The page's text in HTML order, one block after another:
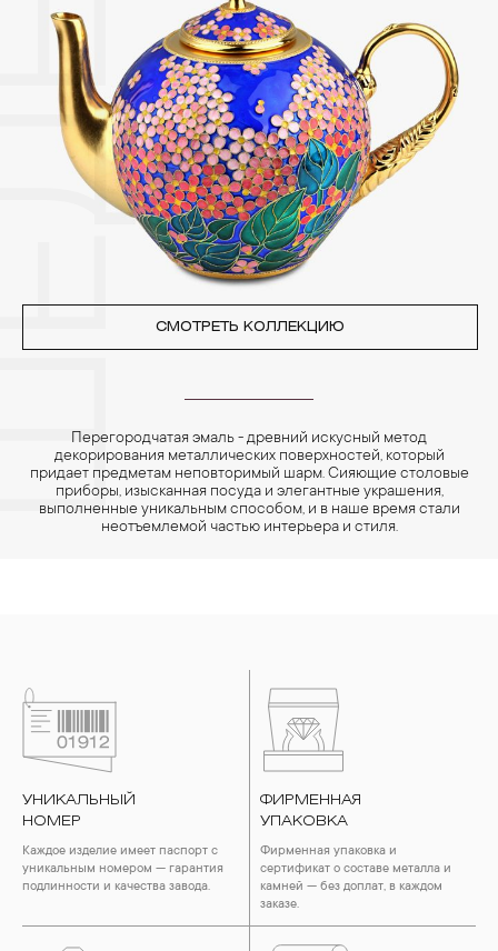
3. Ни в коем случае не храните украшения в ванной комнате.
Особенно беречь от воздействия влаги, необходимо
позолоченные изделия. Также высокую влажность плохо
переносят жемчуг, бирюза, малахит и янтарь.
4. Специалисты обычно рекомендуют чистить украшения не
реже одного раза в месяц, а также регулярно протирать их
фланелевой или замшевой салфеткой.
СМОТРЕТЬ КОЛЛЕКЦИЮ
Перегородчатая эмаль - древний искусный метод
декорирования металлических поверхностей, который
придает предметам неповторимый шарм. Сияющие столовые
приборы, изысканная посуда и элегантные украшения,
выполненные уникальным способом, и в наше время стали
неотъемлемой частью интерьера и стиля.
УНИКАЛЬНЫЙ
НОМЕР
Каждое изделие имеет паспорт с
уникальным номером — гарантия
подлинности и качества завода.
ФИРМЕННАЯ
УПАКОВКА
Фирменная упаковка и
сертификат о составе металла и
камней — без доплат, в каждом
заказе.